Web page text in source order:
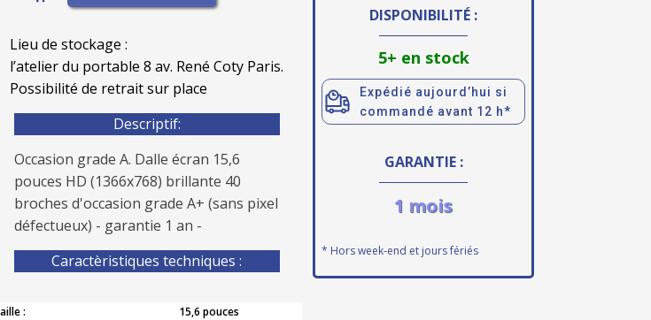
Lieu de stockage :
l’atelier du portable 8 av. René Coty Paris.
Possibilité de retrait sur place
Descriptif:
Occasion grade A. Dalle écran 15,6
pouces HD (1366x768) brillante 40
broches d'occasion grade A+ (sans pixel
défectueux) - garantie 1 an -
Caractèristiques techniques :
:
15,6 pouces
DISPONIBILITÉ :
5+ en stock
Expédié aujourd’hui si
commandé avant 12 h*
GARANTIE :
1 mois
* Hors week-end et jours fériés